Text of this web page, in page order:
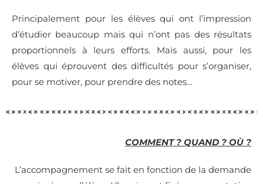
Principalement pour les élèves qui ont l’impression
d’étudier beaucoup mais qui n’ont pas des résultats
proportionnels à leurs efforts. Mais aussi, pour les
élèves qui éprouvent des difficultés pour s’organiser,
pour se motiver, pour prendre des notes…
COMMENT ? QUAND ? OÙ ?
L’accompagnement se fait en fonction de la demande